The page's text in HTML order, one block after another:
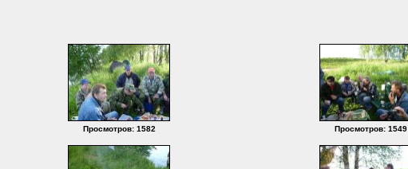
Просмотров: 1582 Просмотров: 1549